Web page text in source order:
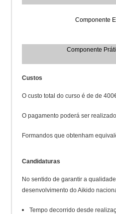
Componente
Componente
Custos
O custo total do curso é de de
O pagamento poderá ser
Formandos que obtenham
Candidaturas
No sentido de garantir a
desenvolvimento do Aikido
Tempo decorrido desde